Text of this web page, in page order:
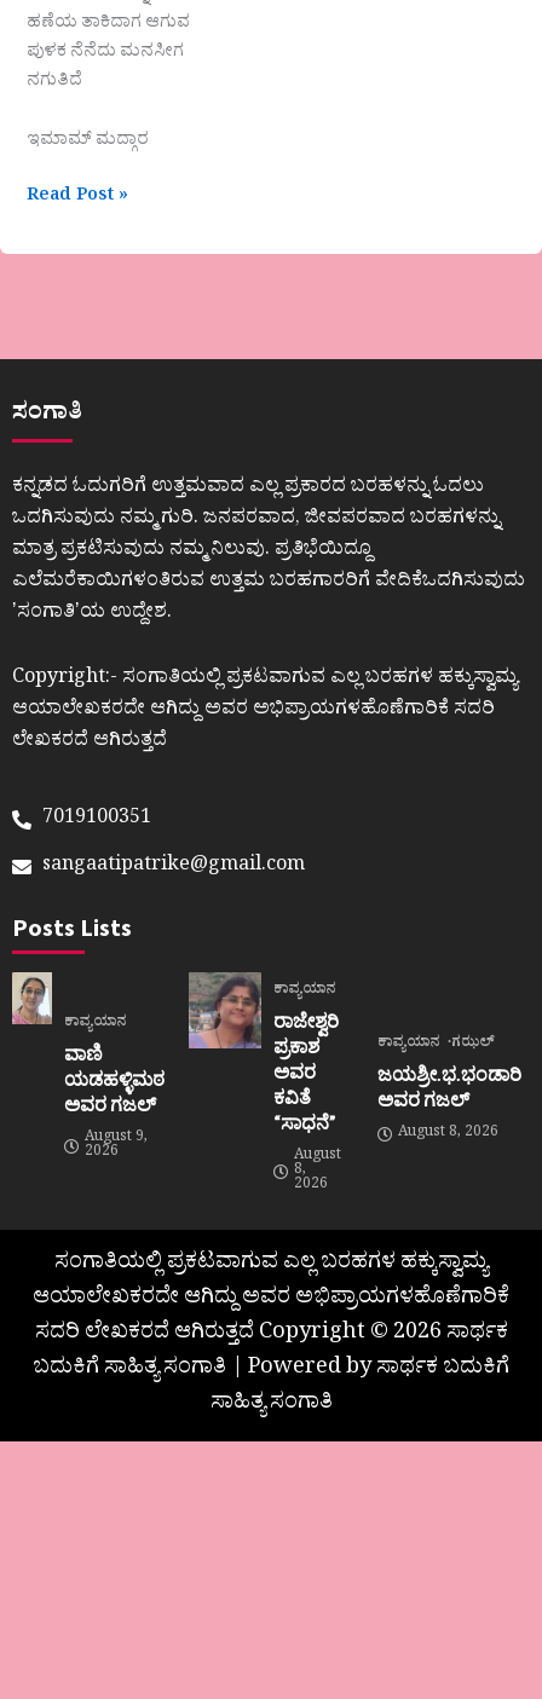
ಹಣೆಯ ತಾಕಿದಾಗ ಆಗುವ
ಪುಳಕ ನೆನೆದು ಮನಸೀಗ
ನಗುತಿದೆ
ಇಮಾಮ್ ಮದ್ಗಾರ
Read Post »
ಸಂಗಾತಿ
ಕನ್ನಡದ ಓದುಗರಿಗೆ ಉತ್ತಮವಾದ ಎಲ್ಲ ಪ್ರಕಾರದ ಬರಹಳನ್ನು ಓದಲು
ಒದಗಿಸುವುದು ನಮ್ಮ ಗುರಿ. ಜನಪರವಾದ, ಜೀವಪರವಾದ ಬರಹಗಳನ್ನು
ಮಾತ್ರ ಪ್ರಕಟಿಸುವುದು ನಮ್ಮ ನಿಲುವು. ಪ್ರತಿಭೆಯಿದ್ದೂ
ಎಲೆಮರೆಕಾಯಿಗಳಂತಿರುವ ಉತ್ತಮ ಬರಹಗಾರರಿಗೆ ವೇದಿಕೆಒದಗಿಸುವುದು
ʼಸಂಗಾತಿʼಯ ಉದ್ದೇಶ.
Copyright:- ಸಂಗಾತಿಯಲ್ಲಿ ಪ್ರಕಟವಾಗುವ ಎಲ್ಲ ಬರಹಗಳ ಹಕ್ಕುಸ್ವಾಮ್ಯ
ಆಯಾಲೇಖಕರದೇ ಆಗಿದ್ದು ಅವರ ಅಭಿಪ್ರಾಯಗಳಹೊಣೆಗಾರಿಕೆ ಸದರಿ
ಲೇಖಕರದೆ ಆಗಿರುತ್ತದೆ
7019100351
sangaatipatrike@gmail.com
Posts Lists
ಕಾವ್ಯಯಾನ
ವಾಣಿ
ಯಡಹಳ್ಳಿಮಠ
ಅವರ ಗಜಲ್
August 9,
2026
ಕಾವ್ಯಯಾನ
ರಾಜೇಶ್ವರಿ
ಪ್ರಕಾಶ
ಅವರ
ಕವಿತೆ
“ಸಾಧನೆ”
August
8,
2026
ಕಾವ್ಯಯಾನ ಗಝಲ್
ಜಯಶ್ರೀ.ಭ.ಭಂಡಾರಿ
ಅವರ ಗಜಲ್
August 8, 2026
ಸಂಗಾತಿಯಲ್ಲಿ ಪ್ರಕಟವಾಗುವ ಎಲ್ಲ ಬರಹಗಳ ಹಕ್ಕುಸ್ವಾಮ್ಯ
ಆಯಾಲೇಖಕರದೇ ಆಗಿದ್ದು ಅವರ ಅಭಿಪ್ರಾಯಗಳಹೊಣೆಗಾರಿಕೆ
ಸದರಿ ಲೇಖಕರದೆ ಆಗಿರುತ್ತದೆ Copyright © 2026 ಸಾರ್ಥಕ
ಬದುಕಿಗೆ ಸಾಹಿತ್ಯ ಸಂಗಾತಿ | Powered by ಸಾರ್ಥಕ ಬದುಕಿಗೆ
ಸಾಹಿತ್ಯ ಸಂಗಾತಿ